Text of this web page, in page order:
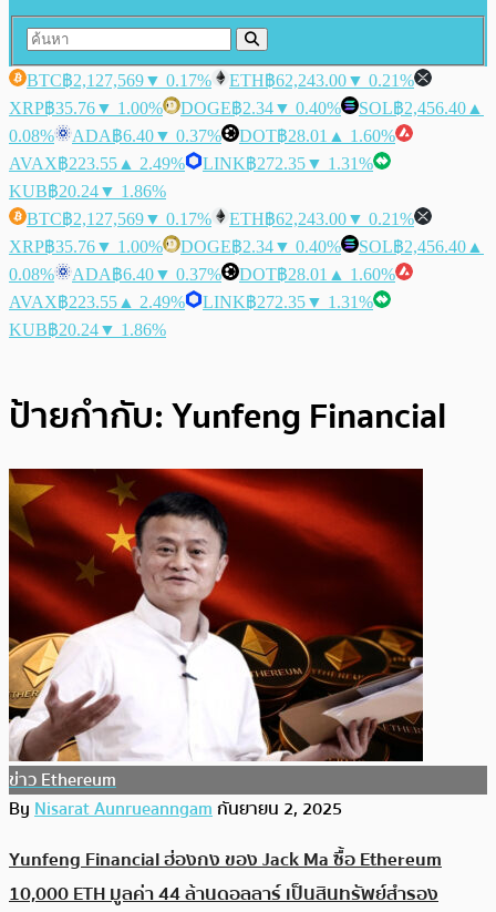
BTC฿2,127,569▼ 0.17% ETH฿62,243.00▼ 0.21%
XRP฿35.76▼ 1.00% DOGE฿2.34▼ 0.40% SOL฿2,456.40 ▲
0.08%
ADA฿6.40▼ 0.37% DOT฿28.01 ▲ 1.60%
AVAX฿223.55 ▲ 2.49% LINK฿272.35▼ 1.31%
KUB฿20.24▼ 1.86%
BTC฿2,127,569▼ 0.17% ETH฿62,243.00▼ 0.21%
XRP฿35.76▼ 1.00% DOGE฿2.34▼ 0.40% SOL฿2,456.40 ▲
0.08%
ADA฿6.40▼ 0.37% DOT฿28.01 ▲ 1.60%
AVAX฿223.55 ▲ 2.49% LINK฿272.35▼ 1.31%
KUB฿20.24▼ 1.86%
ป้ายกำกับ:Yunfeng Financial
ข่าว Ethereum
ByNisarat Aunrueanngamกันยายน 2, 2025
Yunfeng Financial ฮ่องกง ของ Jack Ma ซื้อ Ethereum
10,000 ETH มูลค่า 44 ล้านดอลลาร์ เป็นสินทรัพย์สำรอง